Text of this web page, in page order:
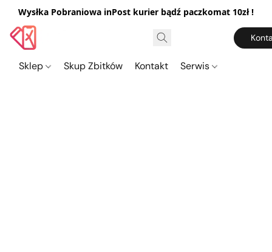
Wysłka Pobraniowa inPost kurier bądź paczkomat 10zł !
Sklep Skup Zbitków Kontakt Serwis